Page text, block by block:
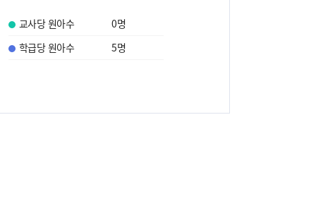
교사당 원아수 0명
학급당 원아수
5명